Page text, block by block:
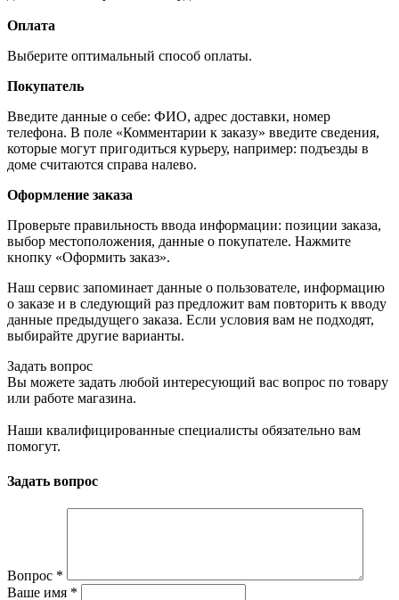
Оплата
Выберите оптимальный способ оплаты.
Покупатель
Введите данные о себе: ФИО, адрес доставки, номер
телефона. В поле «Комментарии к заказу» введите сведения,
которые могут пригодиться курьеру, например: подъезды в
доме считаются справа налево.
Оформление заказа
Проверьте правильность ввода информации: позиции заказа,
выбор местоположения, данные о покупателе. Нажмите
кнопку «Оформить заказ».
Наш сервис запоминает данные о пользователе, информацию
о заказе и в следующий раз предложит вам повторить к вводу
данные предыдущего заказа. Если условия вам не подходят,
выбирайте другие варианты.
Задать вопрос
Вы можете задать любой интересующий вас вопрос по товару
или работе магазина.
Наши квалифицированные специалисты обязательно вам
помогут.
Задать вопрос
Вопрос *
Ваше имя *